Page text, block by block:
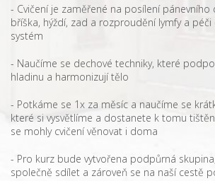
- Cvičení je zaměřené na posílení pánevního
bříška, hýždí, zad a rozproudění lymfy a
systém
- Naučíme se dechové techniky, které
hladinu a harmonizují tělo
- Potkáme se 1x za měsíc a naučíme se
které si vysvětlíme a dostanete k tomu
se mohly cvičení věnovat i doma
- Pro kurz bude vytvořena podpůrná
společně sdílet a zároveň se na naší cestě